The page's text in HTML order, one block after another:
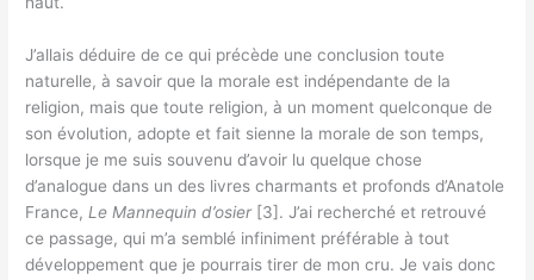
J’allais déduire de ce qui précède une conclusion toute
naturelle, à savoir que la morale est indépendante de la
religion, mais que toute religion, à un moment quelconque de
son évolution, adopte et fait sienne la morale de son temps,
lorsque je me suis souvenu d’avoir lu quelque chose
d’analogue dans un des livres charmants et profonds d’Anatole
France, Le Mannequin d’osier[3]. J’ai recherché et retrouvé
ce passage, qui m’a semblé infiniment préférable à tout
développement que je pourrais tirer de mon cru. Je vais donc